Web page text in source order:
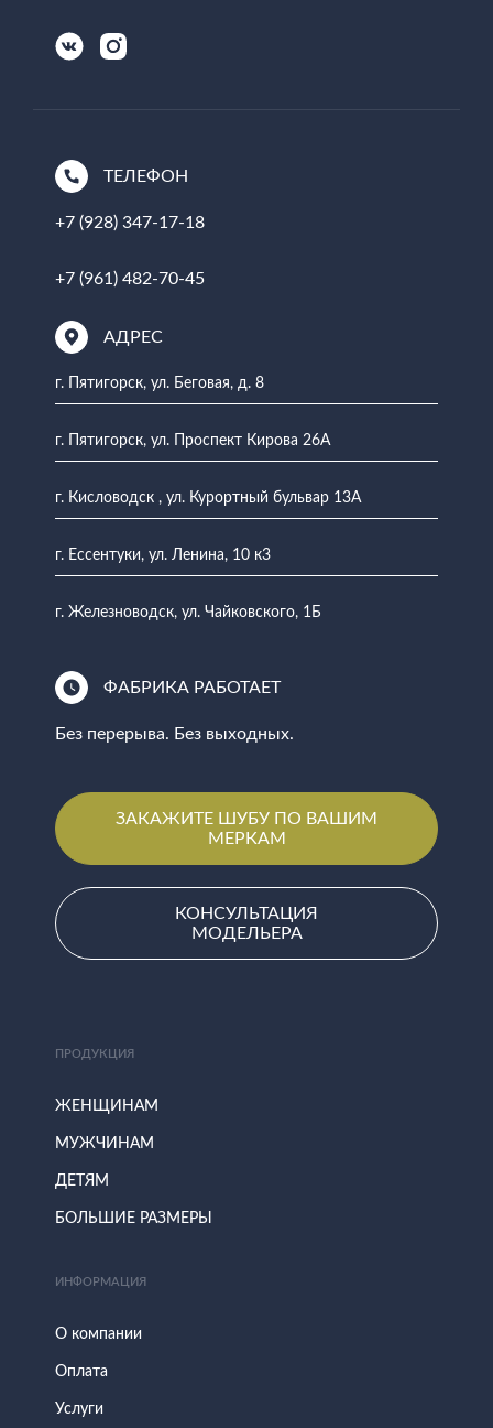
ТЕЛЕФОН
+7 (928) 347-17-18
+7 (961) 482-70-45
АДРЕС
г. Пятигорск, ул. Беговая, д. 8
г. Пятигорск, ул. Проспект Кирова 26А
г. Кисловодск , ул. Курортный бульвар 13А
г. Ессентуки, ул. Ленина, 10 к3
г. Железноводск, ул. Чайковского, 1Б
ФАБРИКА РАБОТАЕТ
Без перерыва. Без выходных.
ЗАКАЖИТЕ ШУБУ ПО ВАШИМ
МЕРКАМ
КОНСУЛЬТАЦИЯ
МОДЕЛЬЕРА
ПРОДУКЦИЯ
ЖЕНЩИНАМ
МУЖЧИНАМ
ДЕТЯМ
БОЛЬШИЕ РАЗМЕРЫ
ИНФОРМАЦИЯ
О компании
Оплата
Услуги